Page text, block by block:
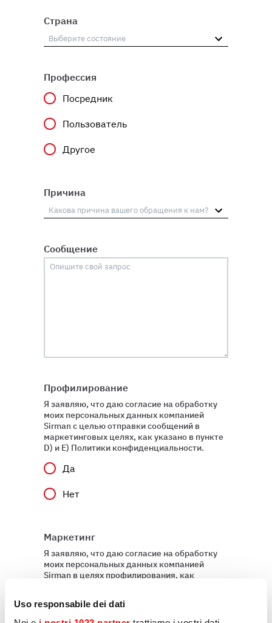
Uso responsabile dei dati
Страна
Профессия
Посредник
Пользователь
Другое
Причина
Сообщение
Профилирование
Я заявляю, что даю согласие на обработку
моих персональных данных компанией
Sirman с целью отправки сообщений в
маркетинговых целях, как указано в пункте
D) и E) Политики конфиденциальности.
Да
Нет
Маркетинг
Я заявляю, что даю согласие на обработку
моих персональных данных компанией
Sirman в целях профилирования, как
Да